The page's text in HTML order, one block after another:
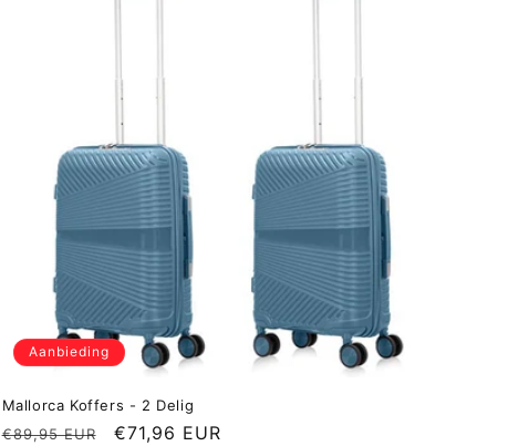
Aanbieding
Mallorca Koffers - 2 Delig
Normale
€89,95 EUR Aanbiedingsprijs
€71,96 EUR